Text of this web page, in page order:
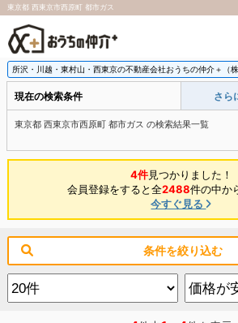
東京都 西東京市西原町 都市ガス
所沢・川越・東村山・西東京の不動産会社おうちの仲介＋（
現在の検索条件 さら
東京都 西東京市西原町 都市ガス の検索結果一覧
4件見つかりました！
会員登録をすると全2488件の中か
今すぐ見る
条件を絞り込む